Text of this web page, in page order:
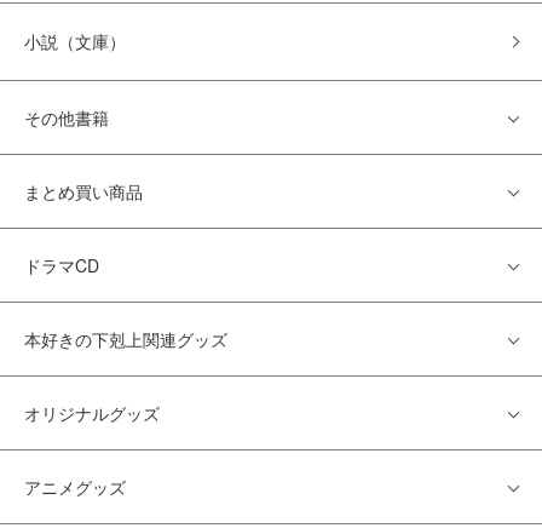
小説（文庫）
その他書籍
まとめ買い商品
ドラマCD
本好きの下剋上関連グッズ
オリジナルグッズ
アニメグッズ